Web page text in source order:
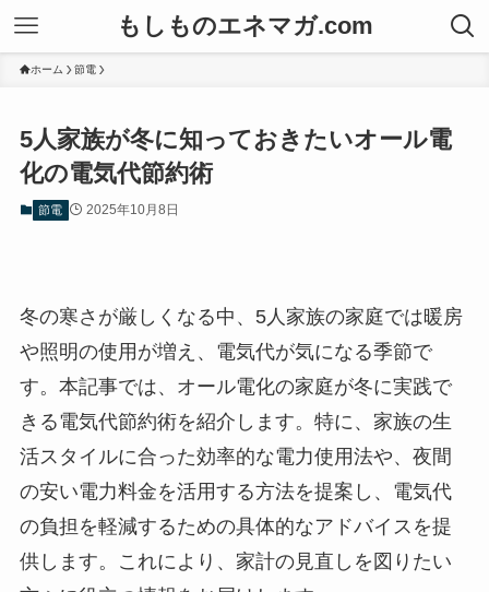
もしものエネマガ.com
ホーム 節電
5人家族が冬に知っておきたいオール電
化の電気代節約術
節電 2025年10月8日
冬の寒さが厳しくなる中、5人家族の家庭では暖房
や照明の使用が増え、電気代が気になる季節で
す。本記事では、オール電化の家庭が冬に実践で
きる電気代節約術を紹介します。特に、家族の生
活スタイルに合った効率的な電力使用法や、夜間
の安い電力料金を活用する方法を提案し、電気代
の負担を軽減するための具体的なアドバイスを提
供します。これにより、家計の見直しを図りたい